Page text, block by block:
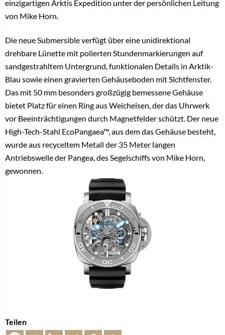
einzigartigen Arktis Expedition unter der persönlichen Leitung
von Mike Horn.
Die neue Submersible verfügt über eine unidirektional
drehbare Lünette mit polierten Stundenmarkierungen auf
sandgestrahltem Untergrund, funktionalen Details in Arktik-
Blau sowie einen gravierten Gehäuseboden mit Sichtfenster.
Das mit 50 mm besonders großzügig bemessene Gehäuse
bietet Platz für einen Ring aus Weicheisen, der das Uhrwerk
vor Beeinträchtigungen durch Magnetfelder schützt. Der neue
High-Tech-Stahl EcoPangaea™, aus dem das Gehäuse besteht,
wurde aus recyceltem Metall der 35 Meter langen
Antriebswelle der Pangea, des Segelschiffs von Mike Horn,
gewonnen.
Teilen